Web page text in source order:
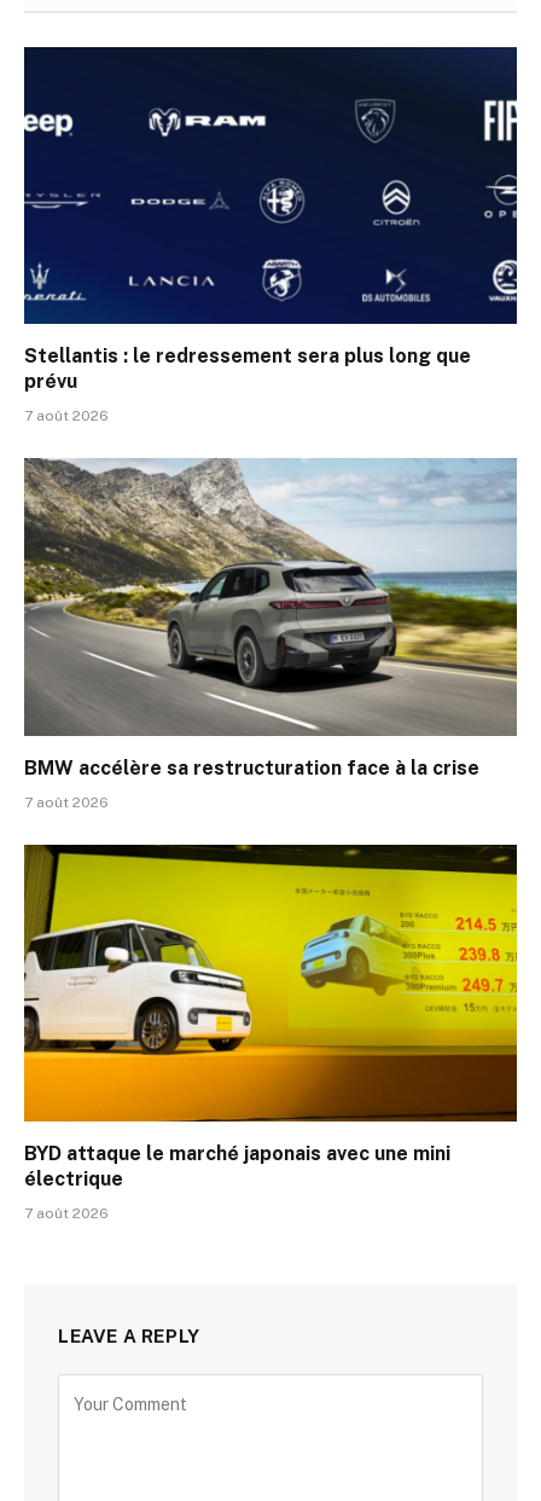
Stellantis : le redressement sera plus long que
prévu
7 août 2026
BMW accélère sa restructuration face à la crise
7 août 2026
BYD attaque le marché japonais avec une mini
électrique
7 août 2026
LEAVE A REPLY